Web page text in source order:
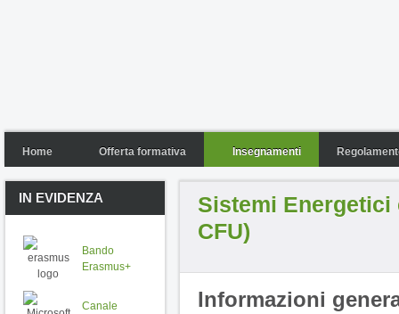
Home Offerta formativa Insegnamenti
Sistemi Energetici
CFU)
Informazioni
IN EVIDENZA
Bando
Erasmus+
Canale